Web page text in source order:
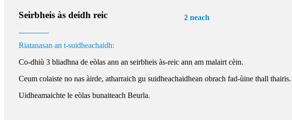
Seirbheis às deidh reic 2 neach
Riatanasan an t-suidheachaidh:
Co-dhiù 3 bliadhna de eòlas ann an seirbheis às-reic ann am malairt cèin.
Ceum colaiste no nas àirde, atharraich gu suidheachaidhean obrach fad-ùine thall thairis.
Uidheamaichte le eòlas bunaiteach Beurla.